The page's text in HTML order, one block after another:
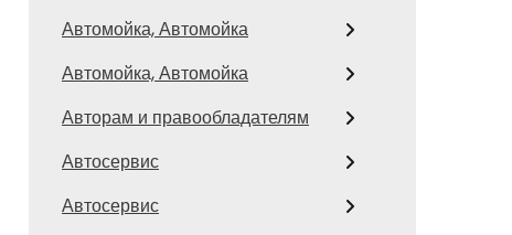
Автомойка, Автомойка
Автомойка, Автомойка
Авторам и правообладателям
Автосервис
Автосервис